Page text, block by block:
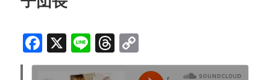
F
a
X Li
n
T
h o